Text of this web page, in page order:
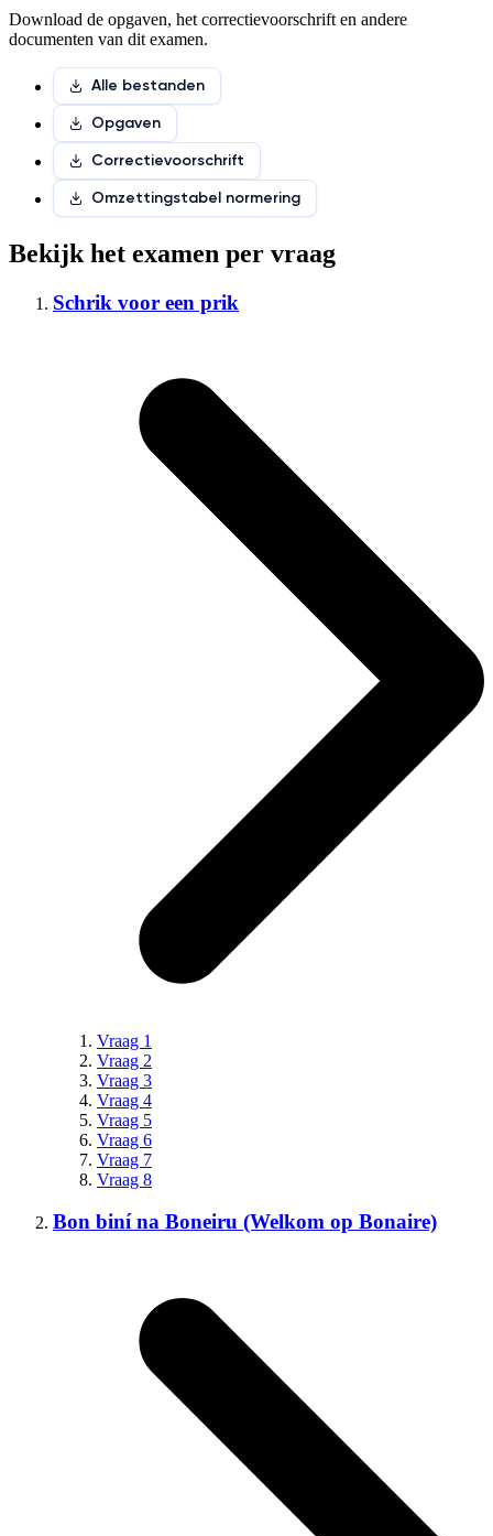
Download de opgaven, het correctievoorschrift en andere
documenten van dit examen.
Alle bestanden
Opgaven
Correctievoorschrift
Omzettingstabel normering
Bekijk het examen per vraag
Schrik voor een prik
Vraag 1
Vraag 2
Vraag 3
Vraag 4
Vraag 5
Vraag 6
Vraag 7
Vraag 8
Bon biní na Boneiru (Welkom op Bonaire)